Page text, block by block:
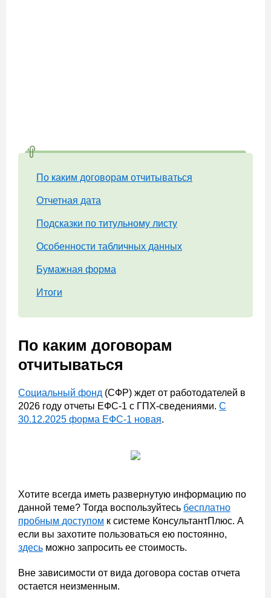
По каким договорам отчитываться
Отчетная дата
Подсказки по титульному листу
Особенности табличных данных
Бумажная форма
Итоги
По каким договорам
отчитываться
Социальный фонд (СФР) ждет от работодателей в
2026 году отчеты ЕФС-1 с ГПХ-сведениями. С
30.12.2025 форма ЕФС-1 новая.
Хотите всегда иметь развернутую информацию по
данной теме? Тогда воспользуйтесь бесплатно
пробным доступом к системе КонсультантПлюс. А
если вы захотите пользоваться ею постоянно,
здесь можно запросить ее стоимость.
Вне зависимости от вида договора состав отчета
остается неизменным.